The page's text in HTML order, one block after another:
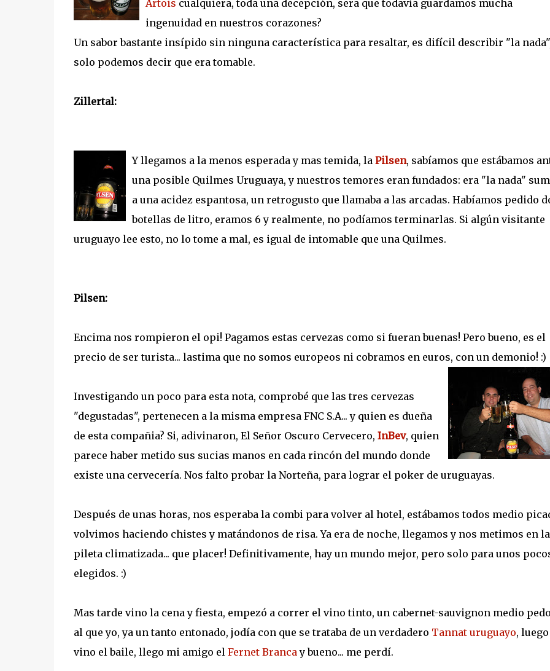
Artois cualquiera, toda una decepción, sera que todavía guardamos mucha
ingenuidad en nuestros corazones?
Un sabor bastante insípido sin ninguna característica para resaltar, es difícil describir "la
solo podemos decir que era tomable.
Zillertal:
Y llegamos a la menos esperada y mas temida, la Pilsen, sabíamos que estábamos
una posible Quilmes Uruguaya, y nuestros temores eran fundados: era "la nada"
a una acidez espantosa, un retrogusto que llamaba a las arcadas. Habíamos pedido
botellas de litro, eramos 6 y realmente, no podíamos terminarlas. Si algún visitante
uruguayo lee esto, no lo tome a mal, es igual de intomable que una Quilmes.
Pilsen:
Encima nos rompieron el opi! Pagamos estas cervezas como si fueran buenas! Pero bueno, es el
precio de ser turista... lastima que no somos europeos ni cobramos en euros, con un demonio! :)
Investigando un poco para esta nota, comprobé que las tres cervezas
"degustadas", pertenecen a la misma empresa FNC S.A... y quien es dueña
de esta compañia? Si, adivinaron, El Señor Oscuro Cervecero, InBev, quien
parece haber metido sus sucias manos en cada rincón del mundo donde
existe una cervecería. Nos falto probar la Norteña, para lograr el poker de uruguayas.
Después de unas horas, nos esperaba la combi para volver al hotel, estábamos todos medio
volvimos haciendo chistes y matándonos de risa. Ya era de noche, llegamos y nos metimos en la
pileta climatizada... que placer! Definitivamente, hay un mundo mejor, pero solo para unos
elegidos. :)
Mas tarde vino la cena y fiesta, empezó a correr el vino tinto, un cabernet-sauvignon medio
al que yo, ya un tanto entonado, jodía con que se trataba de un verdadero Tannat uruguayo, luego
vino el baile, llego mi amigo el Fernet Brancay bueno... me perdí.